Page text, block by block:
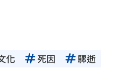
化 死因
驟逝